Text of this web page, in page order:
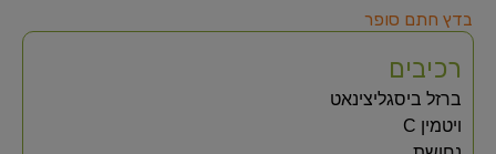
בדץ חתם סופר
רכיבים
ברזל ביסגליצינאט
ויטמין C